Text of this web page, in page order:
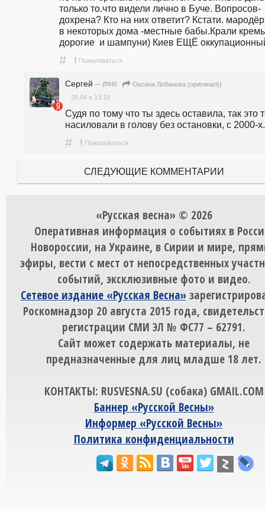
только то.что видели лично в Буче. Вопросов-
дохрена? Кто на них ответит? Кстати.
в некоторых дома -местные бабы.Крали
дорогие  и шампуни) Киев ЕЩЁ
# ! Пожаловаться
Сергей — (569)
Оксана Лобанова (оригинал))
26.04 в 13:18
Судя по тому что ты здесь оставила, так это
насиловали в голову без остановки, с 2000-
# ! Пожаловаться
СЛЕДУЮЩИЕ КОММЕНТАРИИ
«Русская весна» © 2026
Оперативная информация о событиях в
Новороссии, на Украине, в Сирии и мире,
эфиры, вести с мест от непосредственных
событий, эксклюзивные фото и видео.
Сетевое издание «Русская Весна»
Роскомнадзор 20 августа 2015 года,
регистрации СМИ ЭЛ № ФС77 – 62791.
Сайт может содержать материалы, не
предназначенные для лиц младше 18 лет.
КОНТАКТЫ: RUSVESNA.SU (собака) GMAIL.COM
Баннер «Русской Весны»
Информер «Русской Весны»
Политика конфиденциальности